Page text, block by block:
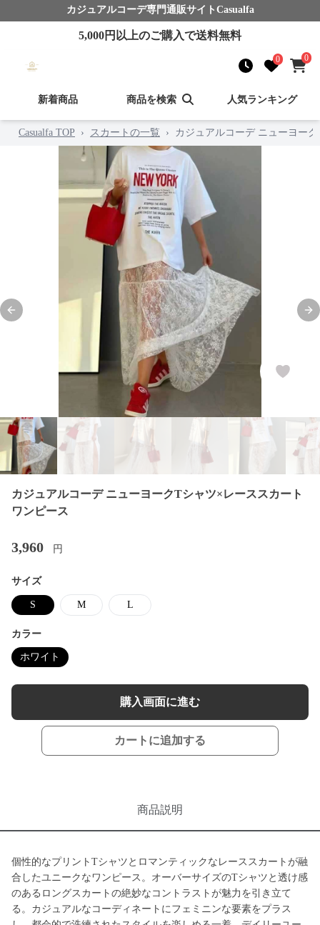
カジュアルコーデ専門通販サイト Casualfa
5,000円以上のご購入で送料無料
0 0
新着商品 商品を検索 人気ランキング
Casualfa TOP › スカートの一覧 › カジュアルコーデ ニューヨー
Previous slide
カジュアルコーデ ニューヨークTシャツ×レーススカート
ワンピース
3,960 円
サイズ
S M L
カラー
ホワイト
購入画面に進む
カートに追加する
商品説明
個性的なプリントTシャツとロマンティックなレーススカートが融
合したユニークなワンピース。オーバーサイズのTシャツと透け感
のあるロングスカートの絶妙なコントラストが魅力を引き立て
る。カジュアルなコーディネートにフェミニンな要素をプラス